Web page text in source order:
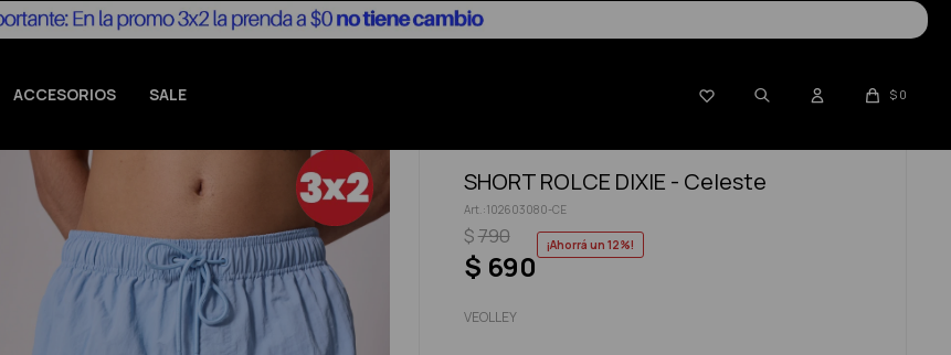
ACCESORIOS SALE  $ 0
SHORT ROLCE DIXIE - Celeste
102603080-CE
$ 690
$790 12
VEOLLEY